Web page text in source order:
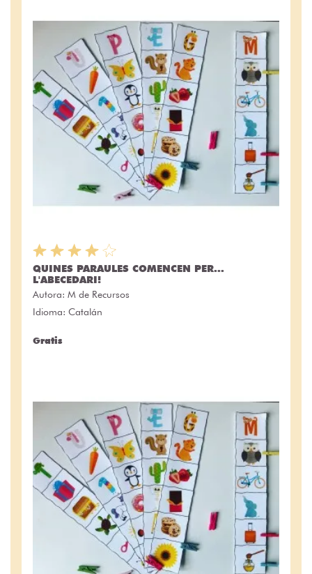
QUINES PARAULES COMENCEN PER...
L'ABECEDARI!
Autora: M de Recursos
Idioma: Catalán
Gratis